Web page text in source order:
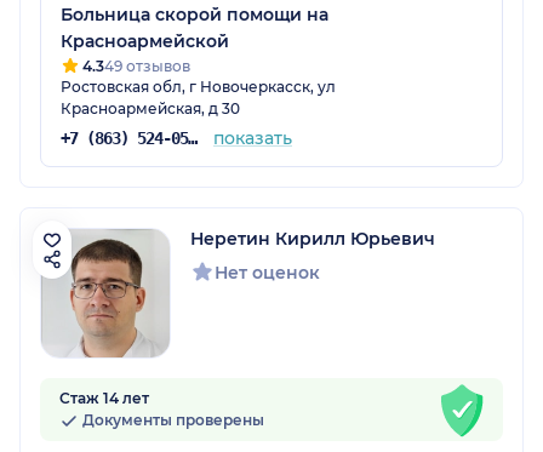
Больница скорой помощи на
Красноармейской
4.349 отзывов
Ростовская обл, г Новочеркасск, ул
Красноармейская, д 30
+7 (863) 524-05-37 показать
Неретин Кирилл Юрьевич
Нет оценок
Стаж 14 лет
Документы проверены